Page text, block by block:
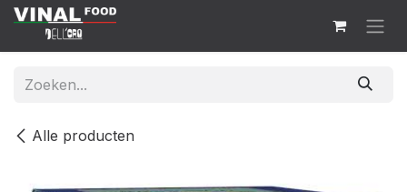
Overslaan naar inhoud
Alle producten